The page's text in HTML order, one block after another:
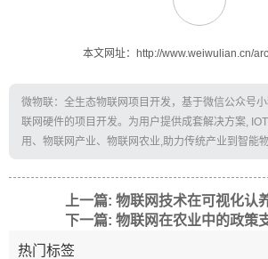
本文网址：http://www.weiwulian.cn/
微物联：全生态物联网项目开发，基于微信公众号
联网硬件的项目开发。为用户提供成套解决方案,
用、物联网产业、物联网农业,助力传统产业到智能
热门标签